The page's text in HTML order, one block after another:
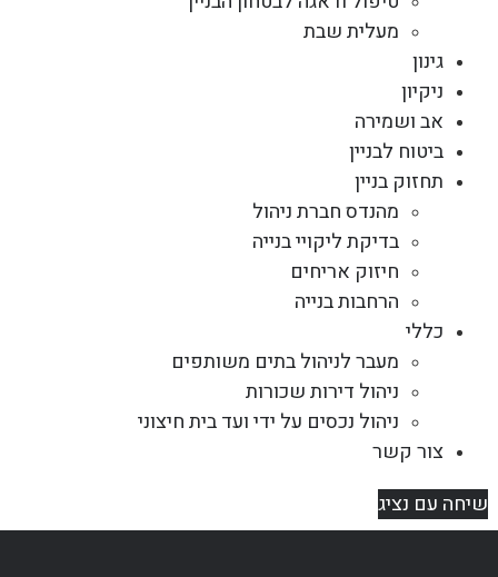
מעלית שבת
גינון
ניקיון
אב ושמירה
ביטוח לבניין
תחזוק בניין
מהנדס חברת ניהול
בדיקת ליקויי בנייה
חיזוק אריחים
הרחבות בנייה
כללי
מעבר לניהול בתים משותפים
ניהול דירות שכורות
ניהול נכסים על ידי ועד בית חיצוני
צור קשר
שיחה עם נציג